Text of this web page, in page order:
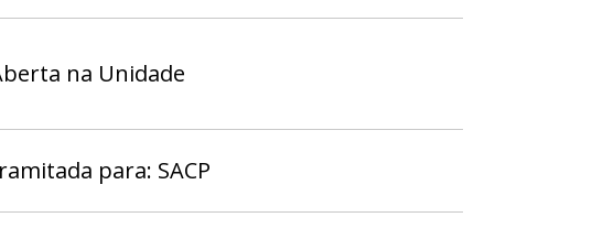
na Unidade
para: SACP